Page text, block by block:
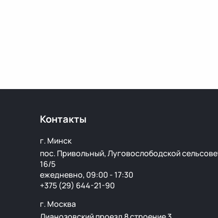
Контакты
г. Минск
пос. Привольный, Луговослободской
16/5
ежедневно, 09:00 - 17:30
+375 (29) 644-21-90
г. Москва